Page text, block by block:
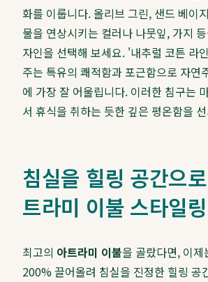
화를 이룹니다. 올리브 그린, 샌드 베이
물을 연상시키는 컬러나 나뭇잎, 가지
자인을 선택해 보세요. '내추럴 코튼 라
주는 특유의 쾌적함과 포근함으로 자연
에 가장 잘 어울립니다. 이러한 침구는
서 휴식을 취하는 듯한 깊은 평온함을
침실을 힐링 공간으
트라미 이불 스타일
최고의 아트라미 이불을 골랐다면, 이제
200% 끌어올려 침실을 진정한 힐링 공